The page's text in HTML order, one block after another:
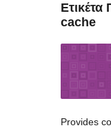
cache
Provides